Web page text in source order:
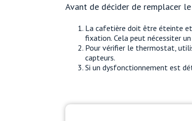
Avant de décider de remplacer
La cafetière doit être éteinte et
fixation. Cela peut nécessiter
Pour vérifier le thermostat,
capteurs.
Si un dysfonctionnement est